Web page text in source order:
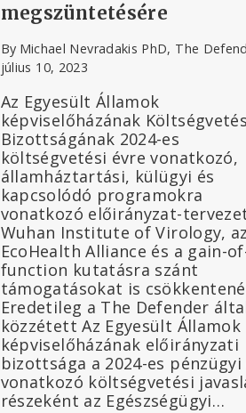
megszüntetésére
By Michael Nevradakis PhD, The
július 10, 2023
Az Egyesült Államok
képviselőházának
Bizottságának 2024-es
költségvetési évre vonatkozó,
államháztartási, külügyi és
kapcsolódó programokra
vonatkozó előirányzat-
Wuhan Institute of Virology, az
EcoHealth Alliance és a gain-
function kutatásra szánt
támogatásokat is
Eredetileg a The Defender
közzétett Az Egyesült Államok
képviselőházának előirányzati
bizottsága a 2024-es pénzügyi
vonatkozó költségvetési
részeként az Egészségügyi…